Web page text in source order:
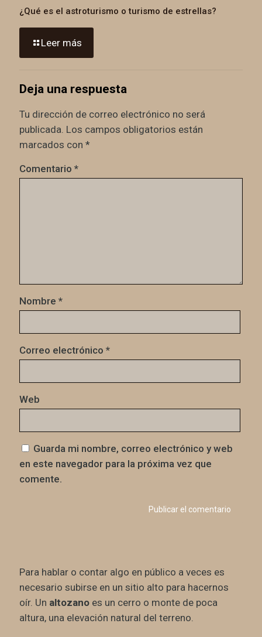
¿Qué es el astroturismo o turismo de estrellas?
Leer más
Deja una respuesta
Tu dirección de correo electrónico no será
publicada. Los campos obligatorios están
marcados con *
Comentario *
Nombre *
Correo electrónico *
Web
Guarda mi nombre, correo electrónico y web
en este navegador para la próxima vez que
comente.
Para hablar o contar algo en público a veces es
necesario subirse en un sitio alto para hacernos
oír. Un altozano es un cerro o monte de poca
altura, una elevación natural del terreno.